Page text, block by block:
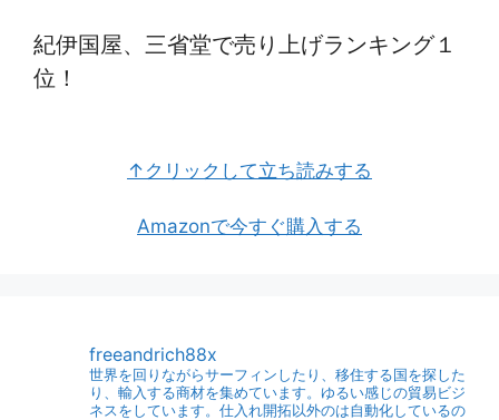
紀伊国屋、三省堂で売り上げランキング１
位！
↑クリックして立ち読みする
Amazonで今すぐ購入する
freeandrich88x
世界を回りながらサーフィンしたり、移住する国を探した
り、輸入する商材を集めています。ゆるい感じの貿易ビジ
ネスをしています。仕入れ開拓以外のは自動化しているの